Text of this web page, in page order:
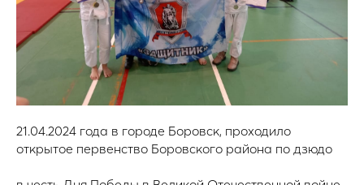
21.04.2024 года в городе Боровск, проходило
открытое первенство Боровского района по дзюдо